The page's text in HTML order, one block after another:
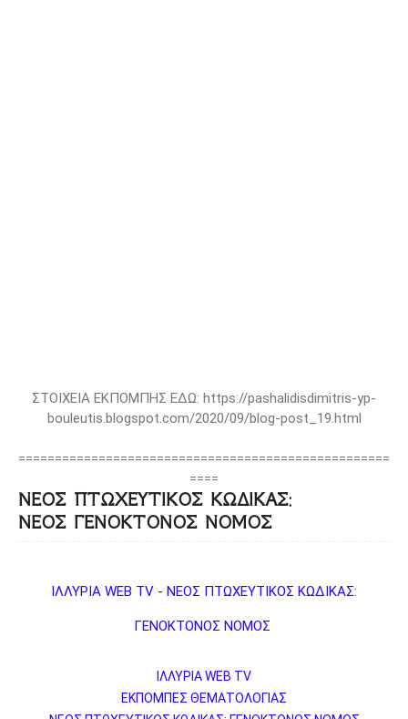
ΣΤΟΙΧΕΙΑ ΕΚΠΟΜΠΗΣ ΕΔΩ: https://pashalidisdimitris-yp-
bouleutis.blogspot.com/2020/09/blog-post_19.html
===================================================
====
ΝΕΟΣ ΠΤΩΧΕΥΤΙΚΟΣ ΚΩΔΙΚΑΣ:
ΝΕΟΣ ΓΕΝΟΚΤΟΝΟΣ ΝΟΜΟΣ
ΙΛΛΥΡΙΑ WEB TV - ΝΕΟΣ ΠΤΩΧΕΥΤΙΚΟΣ ΚΩΔΙΚΑΣ:
ΓΕΝΟΚΤΟΝΟΣ ΝΟΜΟΣ
ΙΛΛΥΡΙΑ WEB TV
ΕΚΠΟΜΠΕΣ ΘΕΜΑΤΟΛΟΓΙΑΣ